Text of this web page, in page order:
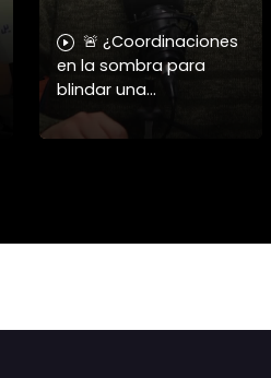
🚨 ¿Coordinaciones
en la sombra para
blindar una
candidatura
presidencial? Nuevos